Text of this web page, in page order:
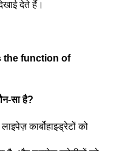
देते हैं।
the function of
सा है?
कार्बोहाइड्रेटों को